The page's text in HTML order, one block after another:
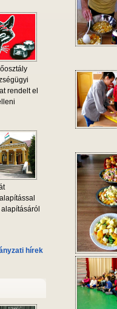
rendelt el
hírek